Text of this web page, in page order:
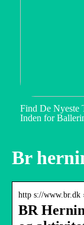
Find De Nyeste
Inden for
Br
http s://www.br.dk
BR